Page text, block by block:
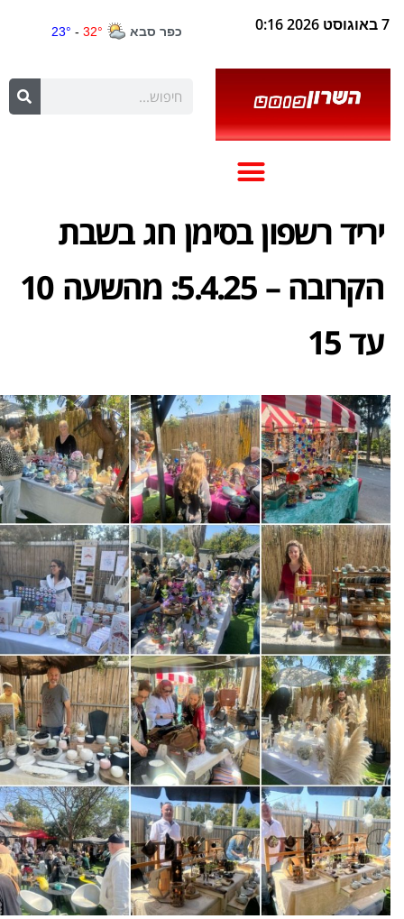
7 באוגוסט 2026 0:16
יריד רשפון בסימן חג בשבת
הקרובה – 5.4.25: מהשעה 10
עד 15